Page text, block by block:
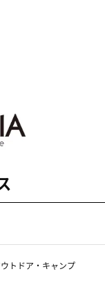
トドア・キャンプ